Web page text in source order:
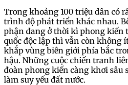
Trong khoảng 100 triệu dân có
trình độ phát triển khác nhau.
phận đang ở thời kì phong kiến
quốc độc lập thì vẫn còn không
khắp vùng biên giới phía bắc
hậu. Những cuộc chiến tranh
đoàn phong kiến càng khơi sâu
làm suy yếu đất nước.